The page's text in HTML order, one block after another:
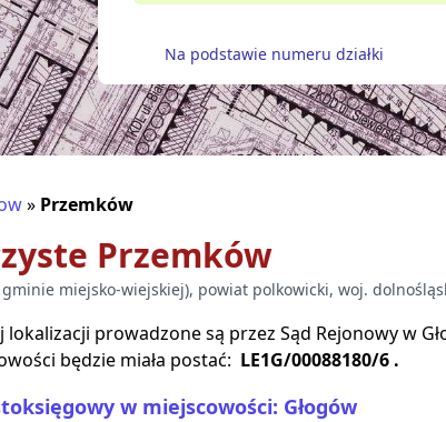
Na podstawie numeru działki
» Przemków
Przemków
miejsko-wiejskiej), powiat polkowicki, woj.
lokalizacji prowadzone są przez Sąd Rejonowy w
będzie miała postać: LE1G/00088180/6 .
w miejscowości: Głogów